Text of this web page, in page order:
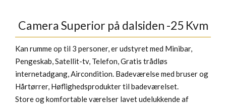
Camera Superior på dalsiden -25 Kvm
Kan rumme op til 3 personer, er udstyret med Minibar,
Pengeskab, Satellit-tv, Telefon, Gratis trådløs
internetadgang, Aircondition. Badeværelse med bruser og
Hårtørrer, Høflighedsprodukter til badeværelset.
Store og komfortable værelser lavet udelukkende af